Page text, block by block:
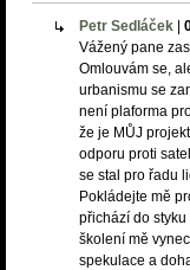
Petr Sedláček
Vážený pane
Omlouvám se,
urbanismu se
není plaforma
že je MŮJ
odporu proti
se stal pro řadu
Pokládejte mě
přichází do
školení mě
spekulace a